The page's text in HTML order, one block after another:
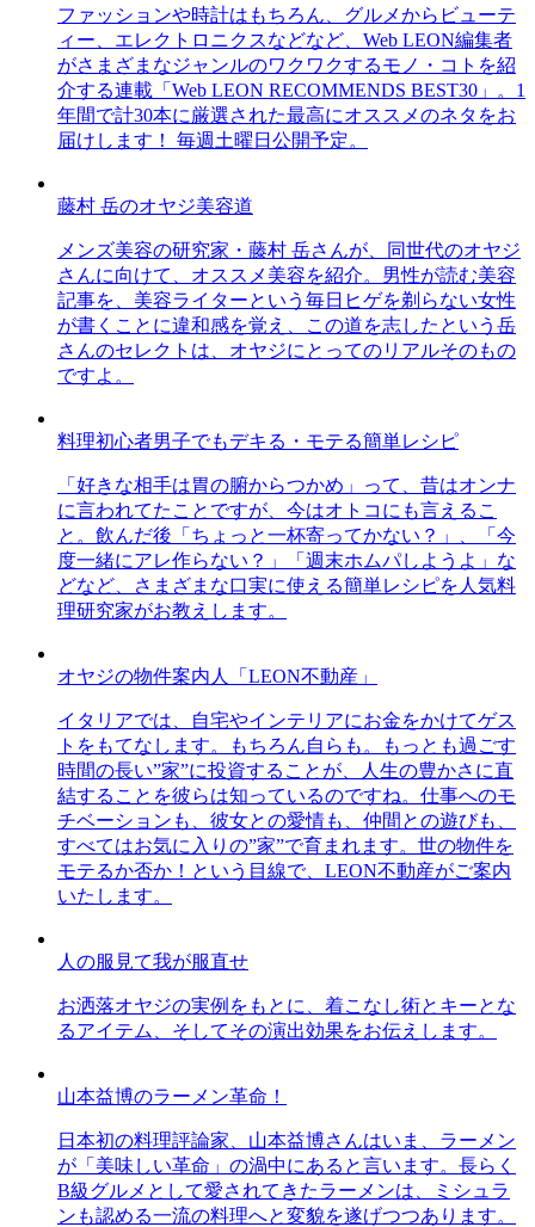
ファッションや時計はもちろん、グルメからビューテ
ィー、エレクトロニクスなどなど、Web LEON編集者
がさまざまなジャンルのワクワクするモノ・コトを紹
介する連載「Web LEON RECOMMENDS BEST30」。1
年間で計30本に厳選された最高にオススメのネタをお
届けします！ 毎週土曜日公開予定。
藤村 岳のオヤジ美容道
メンズ美容の研究家・藤村 岳さんが、同世代のオヤジ
さんに向けて、オススメ美容を紹介。男性が読む美容
記事を、美容ライターという毎日ヒゲを剃らない女性
が書くことに違和感を覚え、この道を志したという岳
さんのセレクトは、オヤジにとってのリアルそのもの
ですよ。
料理初心者男子でもデキる・モテる簡単レシピ
「好きな相手は胃の腑からつかめ」って、昔はオンナ
に言われてたことですが、今はオトコにも言えるこ
と。飲んだ後「ちょっと一杯寄ってかない？」、「今
度一緒にアレ作らない？」「週末ホムパしようよ」な
どなど、さまざまな口実に使える簡単レシピを人気料
理研究家がお教えします。
オヤジの物件案内人「LEON不動産」
イタリアでは、自宅やインテリアにお金をかけてゲス
トをもてなします。もちろん自らも。もっとも過ごす
時間の長い”家”に投資することが、人生の豊かさに直
結することを彼らは知っているのですね。仕事へのモ
チベーションも、彼女との愛情も、仲間との遊びも、
すべてはお気に入りの”家”で育まれます。世の物件を
モテるか否か！という目線で、LEON不動産がご案内
いたします。
人の服見て我が服直せ
お洒落オヤジの実例をもとに、着こなし術とキーとな
るアイテム、そしてその演出効果をお伝えします。
山本益博のラーメン革命！
日本初の料理評論家、山本益博さんはいま、ラーメン
が「美味しい革命」の渦中にあると言います。長らく
B級グルメとして愛されてきたラーメンは、ミシュラ
ンも認める一流の料理へと変貌を遂げつつあります。